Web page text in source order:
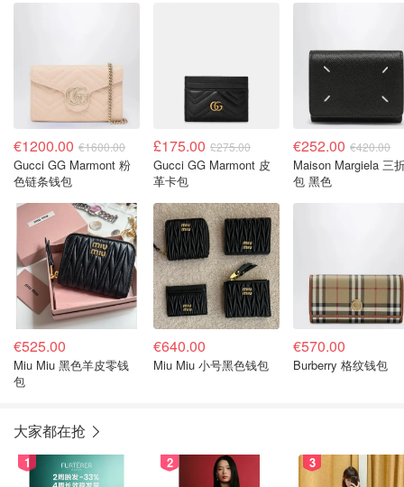
€1200.00 €1600.00
Gucci GG Marmont 粉
色链条钱包
£175.00 £275.00
Gucci GG Marmont 皮
革卡包
€252.00 €420.00
Maison Margiela 三折钱
包 黑色
€525.00
Miu Miu 黑色羊皮零钱
包
€640.00
Miu Miu 小号黑色钱包
€570.00
Burberry 格纹钱包
大家都在抢
1 2 3